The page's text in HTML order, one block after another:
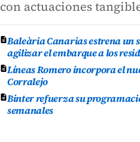
con actuaciones
Baleària Canarias estrena un
agilizar el embarque a los
Líneas Romero incorpora el
Corralejo
Binter refuerza su
semanales